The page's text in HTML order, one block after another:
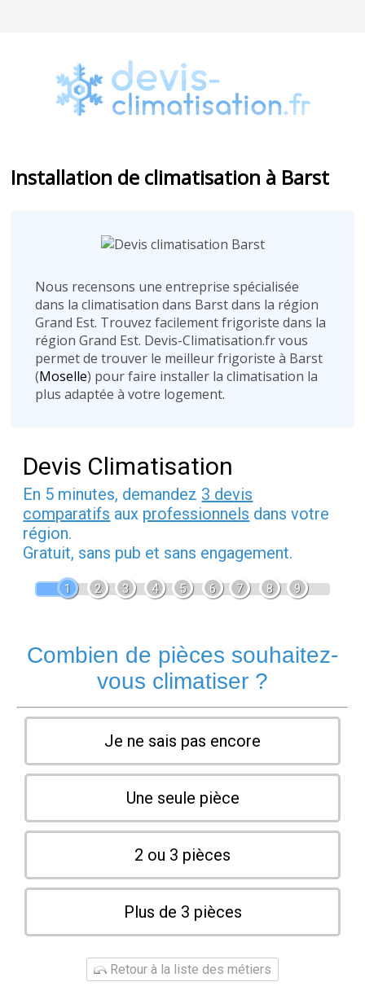
Installation de climatisation à Barst
Nous recensons une entreprise spécialisée
dans la climatisation dans Barst dans la région
Grand Est. Trouvez facilement frigoriste dans la
région Grand Est. Devis-Climatisation.fr vous
permet de trouver le meilleur frigoriste à Barst
(Moselle) pour faire installer la climatisation la
plus adaptée à votre logement.
Devis Climatisation
En 5 minutes, demandez 3 devis
comparatifs aux professionnels dans votre
région.
Gratuit, sans pub et sans engagement.
1 2 3 4 5 6 7 8 9
Combien de pièces souhaitez-
vous climatiser ?
Je ne sais pas encore
Une seule pièce
2 ou 3 pièces
Plus de 3 pièces
Retour à la liste des métiers